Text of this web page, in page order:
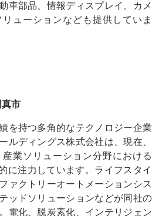
車部品、情報ディスプレイ、カメ
ューションなども提供していま
市
を持つ多角的なテクノロジー企業
ルディングス株式会社は、現在、
業ソリューション分野における
に注力しています。ライフスタイ
ァクトリーオートメーションシス
ッドソリューションなどが同社の
電化、脱炭素化、インテリジェン